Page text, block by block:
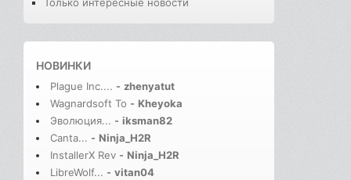
Только интересные новости
НОВИНКИ
Plague Inc.... - zhenyatut
Wagnardsoft To - Kheyoka
Эволюция... - iksman82
Canta... - Ninja_H2R
InstallerX Rev - Ninja_H2R
LibreWolf... - vitan04